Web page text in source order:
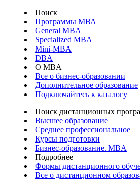
Поиск
Программы МВА
General MBA
Specialized MBA
Mini-MBA
DBA
О MBA
Все о бизнес-образовании
Дополнительное образование
Подключайтесь к каталогу
Поиск дистанционных
Высшее образование
Среднее профессиональное
Курсы подготовки
Бизнес-образование. MBA
Подробнее
Формы дистанционного
Все о дистанционном